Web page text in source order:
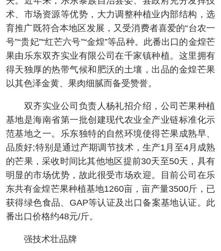
术、市场资源等优势，大力调整种植业内部结构，选
育推广既符合本地区发展，又受消费者喜爱的“台农一
号”“贵妃”“红芒六号”“金煌”等品种。此番出口的金煌芒
果由乐东双齐实业有限公司在千家镇种植。这里拥有
得天独厚的热带气候和肥沃的土壤，出品的金煌芒果
以其色泽金黄、果肉细腻而备受赞誉。
双齐实业公司负责人杨礼招介绍，公司芒果种植
基地是海南省第一批创建现代农业全产业链标准化示
范基地之一。乐东独特的自然环境使得芒果成熟早、
品质好;特别是通过产期调节技术，生产1月至4月成熟
的芒果，采收时间比其他地区提前30天至50天，具有
明显的市场优势，故此很受市场欢迎。目前公司在乐
东共有金煌芒果种植基地1260亩，亩产量3500斤，已
获得绿色食品、GAP等认证及出口备案基地认证。此
番出口价格约48元/斤。
强技术壮品牌